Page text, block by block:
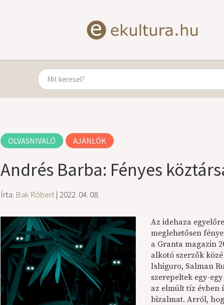
OLVASNIVALÓ AJÁNLÓK
Andrés Barba: Fényes
Írta: Bak Róbert| 2022. 04. 08.
Az idehaza
meglehetősen
a Granta magazin
alkotó szerzők
Ishiguro, Salman
szerepeltek egy-
az elmúlt tíz évben
bizalmat. Arról,